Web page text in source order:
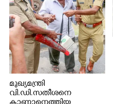
മുഖ്യമന്ത്രി
വി.ഡി.സതീശനെ